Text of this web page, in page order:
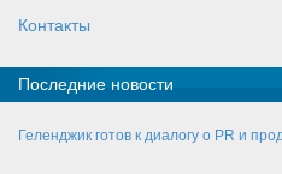
Контакты
Последние новости
Геленджик готов к диалогу о PR и